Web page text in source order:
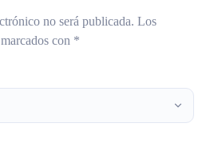
no será publicada. Los
con *